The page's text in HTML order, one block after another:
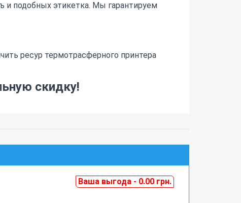
и подобных этикетка. Мы гарантируем
ресур термотрасферного принтера
скидку!
Ваша выгода - 0.00 грн.